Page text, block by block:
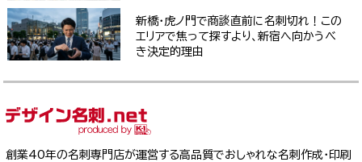
新橋・虎ノ門で商談直前に名刺切れ！この
エリアで焦って探すより、新宿へ向かうべ
き決定的理由
創業40年の名刺専門店が運営する高品質でおしゃれな名刺作成・印刷